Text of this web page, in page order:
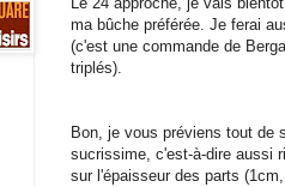
ma bûche préférée. Je ferai
(c'est une commande de
triplés).
Bon, je vous préviens tout de
sucrissime, c'est-à-dire aussi
sur l'épaisseur des parts